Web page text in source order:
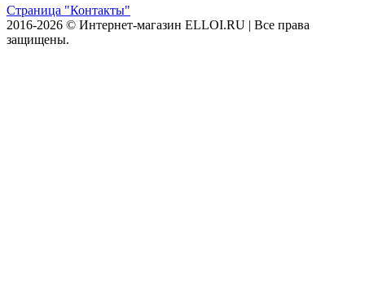
Страница "Контакты"
2016-2026 © Интернет-магазин ELLOI.RU | Все права
защищены.